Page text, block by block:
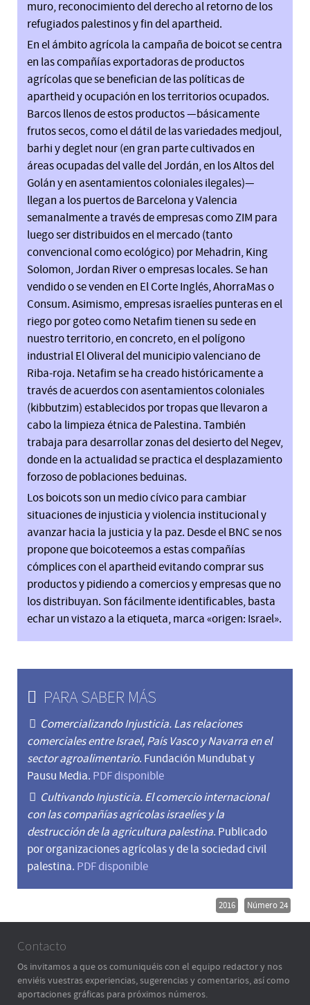
muro, reconocimiento del derecho al retorno de los
refugiados palestinos y fin del apartheid.
En el ámbito agrícola la campaña de boicot se centra
en las compañías exportadoras de productos
agrícolas que se benefician de las políticas de
apartheid y ocupación en los territorios ocupados.
Barcos llenos de estos productos —básicamente
frutos secos, como el dátil de las variedades medjoul,
barhi y deglet nour (en gran parte cultivados en
áreas ocupadas del valle del Jordán, en los Altos del
Golán y en asentamientos coloniales ilegales)—
llegan a los puertos de Barcelona y Valencia
semanalmente a través de empresas como ZIM para
luego ser distribuidos en el mercado (tanto
convencional como ecológico) por Mehadrin, King
Solomon, Jordan River o empresas locales. Se han
vendido o se venden en El Corte Inglés, AhorraMas o
Consum. Asimismo, empresas israelíes punteras en el
riego por goteo como Netafim tienen su sede en
nuestro territorio, en concreto, en el polígono
industrial El Oliveral del municipio valenciano de
Riba-roja. Netafim se ha creado históricamente a
través de acuerdos con asentamientos coloniales
(kibbutzim) establecidos por tropas que llevaron a
cabo la limpieza étnica de Palestina. También
trabaja para desarrollar zonas del desierto del Negev,
donde en la actualidad se practica el desplazamiento
forzoso de poblaciones beduinas.
Los boicots son un medio cívico para cambiar
situaciones de injusticia y violencia institucional y
avanzar hacia la justicia y la paz. Desde el BNC se nos
propone que boicoteemos a estas compañías
cómplices con el apartheid evitando comprar sus
productos y pidiendo a comercios y empresas que no
los distribuyan. Son fácilmente identificables, basta
echar un vistazo a la etiqueta, marca «origen: Israel».
PARA SABER MÁS
Comercializando Injusticia. Las relaciones
comerciales entre Israel, País Vasco y Navarra en el
sector agroalimentario. Fundación Mundubat y
Pausu Media. PDF disponible
Cultivando Injusticia. El comercio internacional
con las compañías agrícolas israelíes y la
destrucción de la agricultura palestina. Publicado
por organizaciones agrícolas y de la sociedad civil
palestina. PDF disponible
2016 Número 24
Contacto
Os invitamos a que os comuniquéis con el equipo redactor y nos
enviéis vuestras experiencias, sugerencias y comentarios, así como
aportaciones gráficas para próximos números.